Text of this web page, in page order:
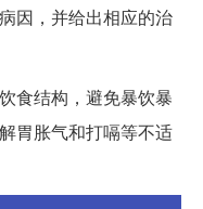
因，并给出相应的治
食结构，避免暴饮暴
胃胀气和打嗝等不适